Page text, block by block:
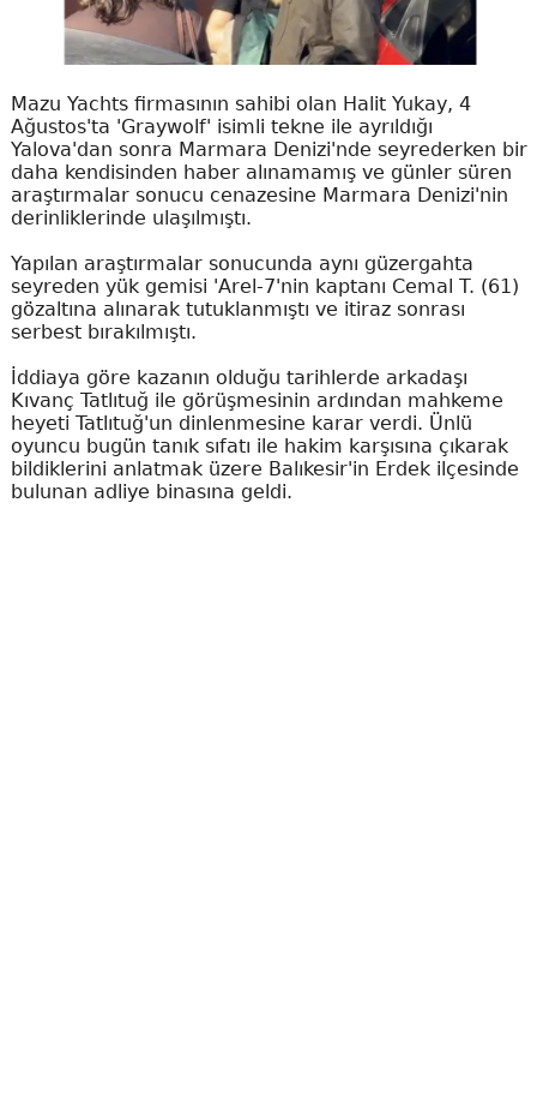
Mazu Yachts firmasının sahibi olan Halit Yukay, 4
Ağustos'ta 'Graywolf' isimli tekne ile ayrıldığı
Yalova'dan sonra Marmara Denizi'nde seyrederken bir
daha kendisinden haber alınamamış ve günler süren
araştırmalar sonucu cenazesine Marmara Denizi'nin
derinliklerinde ulaşılmıştı.
Yapılan araştırmalar sonucunda aynı güzergahta
seyreden yük gemisi 'Arel-7'nin kaptanı Cemal T. (61)
gözaltına alınarak tutuklanmıştı ve itiraz sonrası
serbest bırakılmıştı.
İddiaya göre kazanın olduğu tarihlerde arkadaşı
Kıvanç Tatlıtuğ ile görüşmesinin ardından mahkeme
heyeti Tatlıtuğ'un dinlenmesine karar verdi. Ünlü
oyuncu bugün tanık sıfatı ile hakim karşısına çıkarak
bildiklerini anlatmak üzere Balıkesir'in Erdek ilçesinde
bulunan adliye binasına geldi.